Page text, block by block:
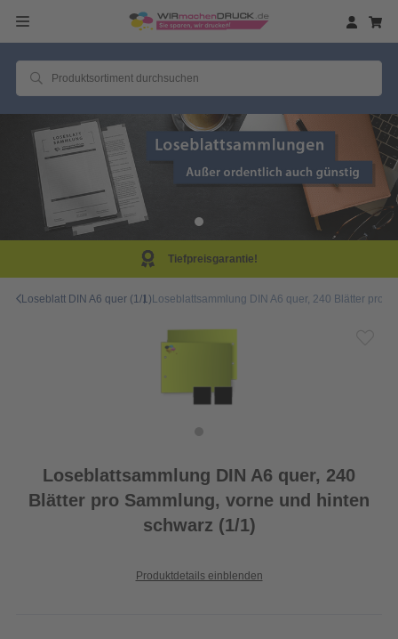
Loseblatt DIN A6 quer (1/1)Loseblattsammlung DIN A6 quer, 240 Blätter pro
Loseblattsammlung DIN A6 quer, 240
Blätter pro Sammlung, vorne und hinten
schwarz (1/1)
Produktdetails einblenden